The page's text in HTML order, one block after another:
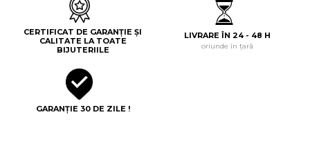
CERTIFICAT DE GARANȚIE ȘI
CALITATE LA TOATE
BIJUTERIILE
LIVRARE ÎN 24 - 48 H
oriunde în țară
GARANȚIE 30 DE ZILE !